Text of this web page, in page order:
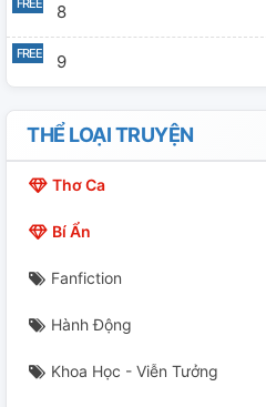
8
9
THỂ LOẠI TRUYỆN
Thơ Ca
Bí Ẩn
Fanfiction
Hành Động
Khoa Học - Viễn Tưởng